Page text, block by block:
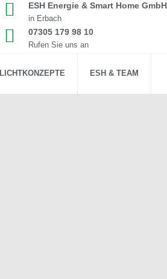
ESH Energie & Smart Home GmbH
in Erbach
07305 179 98 10
Rufen Sie uns an
LICHTKONZEPTE ESH & TEAM